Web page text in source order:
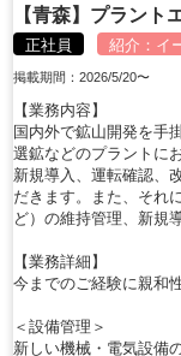
【青森】プラント
正社員 紹介： イ
掲載期間：2026/5/20〜
【業務内容】
国内外で鉱山開発を手
選鉱などのプラントに
新規導入、運転確認、
だきます。また、それ
ど）の維持管理、新規
【業務詳細】
今までのご経験に親和
＜設備管理＞
新しい機械・電気設備